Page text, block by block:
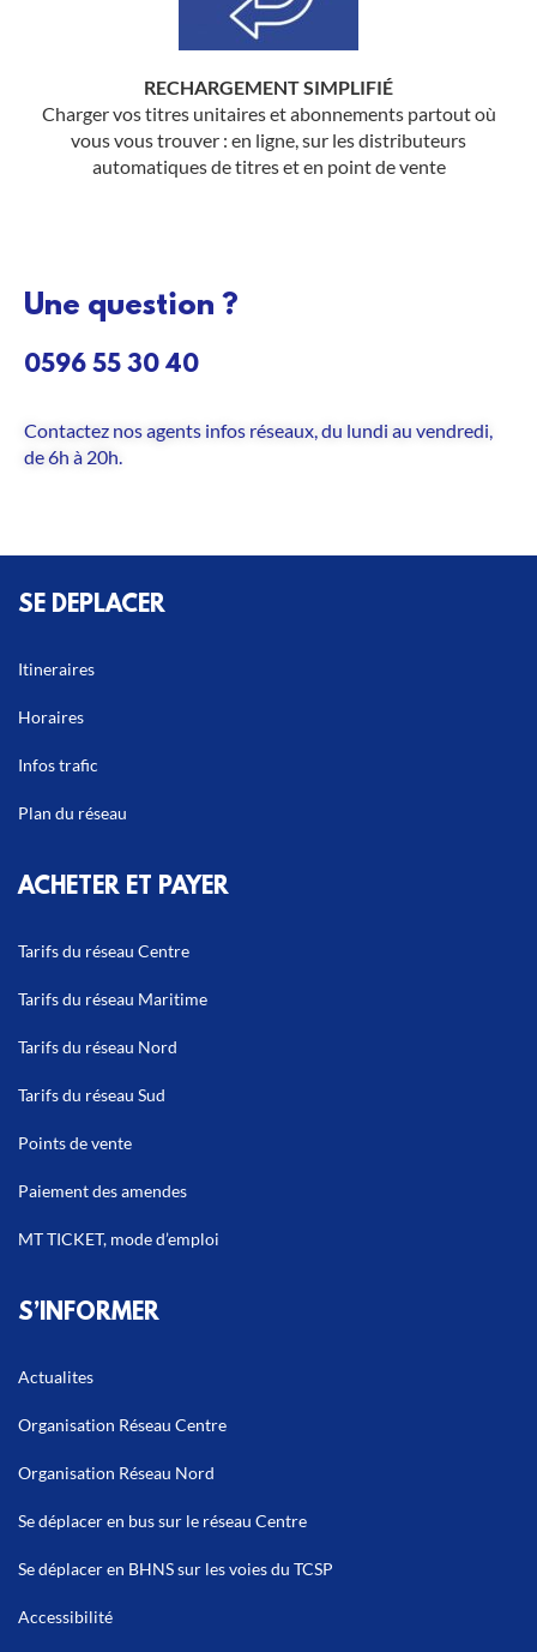
RECHARGEMENT SIMPLIFIÉ
Charger vos titres unitaires et abonnements partout où
vous vous trouver : en ligne, sur les distributeurs
automatiques de titres et en point de vente
Une question ?
0596 55 30 40
Contactez nos agents infos réseaux, du lundi au vendredi,
de 6h à 20h.
SE DEPLACER
Itineraires
Horaires
Infos trafic
Plan du réseau
ACHETER ET PAYER
Tarifs du réseau Centre
Tarifs du réseau Maritime
Tarifs du réseau Nord
Tarifs du réseau Sud
Points de vente
Paiement des amendes
MT TICKET, mode d’emploi
S’INFORMER
Actualites
Organisation Réseau Centre
Organisation Réseau Nord
Se déplacer en bus sur le réseau Centre
Se déplacer en BHNS sur les voies du TCSP
Accessibilité